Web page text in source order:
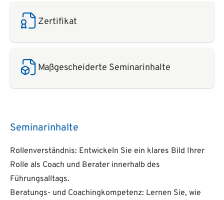
Zertifikat
Maßgescheiderte Seminarinhalte
Seminarinhalte
Rollenverständnis: Entwickeln Sie ein klares Bild Ihrer
Rolle als Coach und Berater innerhalb des
Führungsalltags.
Beratungs- und Coachingkompetenz: Lernen Sie, wie